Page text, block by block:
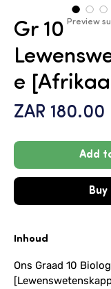
Gr 10
e
ZAR 180.00
Add
Buy
Inhoud
Ons Graad 10
Preview